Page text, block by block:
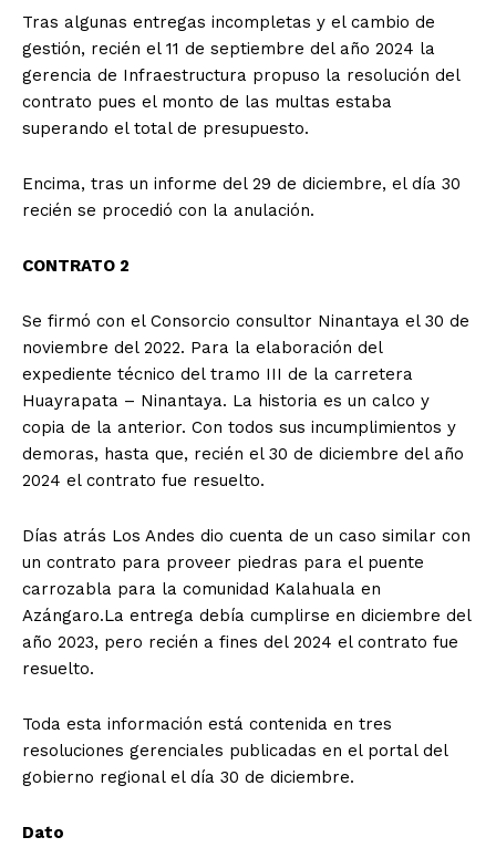
Tras algunas entregas incompletas y el cambio de
gestión, recién el 11 de septiembre del año 2024 la
gerencia de Infraestructura propuso la resolución del
contrato pues el monto de las multas estaba
superando el total de presupuesto.
Encima, tras un informe del 29 de diciembre, el día 30
recién se procedió con la anulación.
CONTRATO 2
Se firmó con el Consorcio consultor Ninantaya el 30 de
noviembre del 2022. Para la elaboración del
expediente técnico del tramo III de la carretera
Huayrapata – Ninantaya. La historia es un calco y
copia de la anterior. Con todos sus incumplimientos y
demoras, hasta que, recién el 30 de diciembre del año
2024 el contrato fue resuelto.
Días atrás Los Andes dio cuenta de un caso similar con
un contrato para proveer piedras para el puente
carrozabla para la comunidad Kalahuala en
Azángaro.La entrega debía cumplirse en diciembre del
año 2023, pero recién a fines del 2024 el contrato fue
resuelto.
Toda esta información está contenida en tres
resoluciones gerenciales publicadas en el portal del
gobierno regional el día 30 de diciembre.
Dato